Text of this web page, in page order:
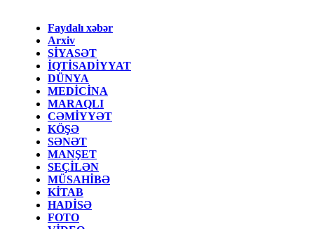
Faydalı xəbər
Arxiv
SİYASƏT
İQTİSADİYYAT
DÜNYA
MEDİCİNA
MARAQLI
CƏMİYYƏT
KÖŞƏ
SƏNƏT
MANŞET
SEÇİLƏN
MÜSAHİBƏ
KİTAB
HADİSƏ
FOTO